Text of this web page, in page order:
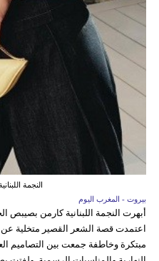
النجمة
بيروت - المغرب اليوم
أبهرت النجمة اللبنانية كارمن
اعتمدت قصة الشعر القصير متخلية عن
مبتكرة وخاطفة جمعت بين التصاميم